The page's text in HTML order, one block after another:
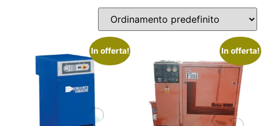
In offerta! In offerta!